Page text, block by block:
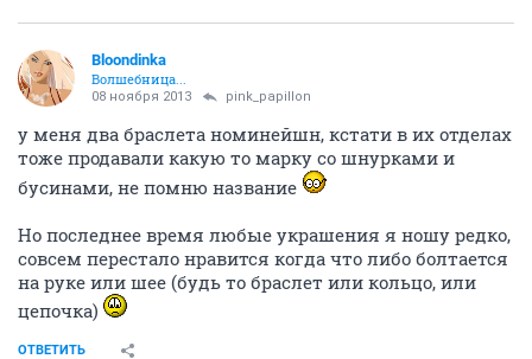
Bloondinka
Волшебница...
08 ноября 2013 pink_papillon
у меня два браслета номинейшн, кстати в их отделах
тоже продавали какую то марку со шнурками и
бусинами, не помню название
Но последнее время любые украшения я ношу редко,
совсем перестало нравится когда что либо болтается
на руке или шее (будь то браслет или кольцо, или
цепочка)
ОТВЕТИТЬ